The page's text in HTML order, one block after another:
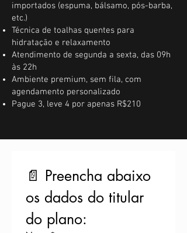
importados (espuma, bálsamo, pós-barba,
etc.)
Técnica de toalhas quentes para
hidratação e relaxamento
Atendimento de segunda a sexta, das 09h
às 22h
Ambiente premium, sem fila, com
agendamento personalizado
​Pague 3, leve 4 por apenas R$210
📄 Preencha abaixo
os dados do titular
do plano: